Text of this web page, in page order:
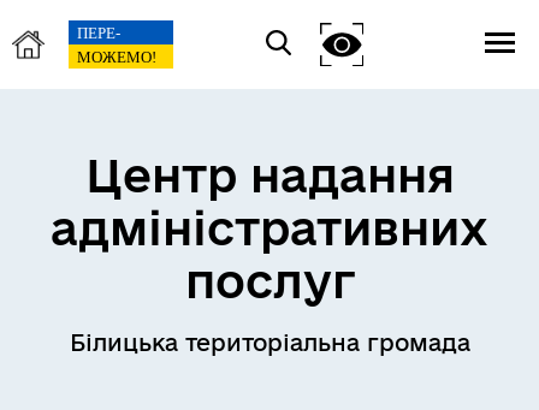
Центр надання
адміністративних
послуг
Білицька територіальна громада